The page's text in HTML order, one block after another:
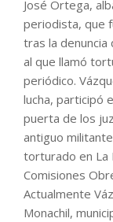
José Ortega,
periodista, que
tras la denuncia
al que llamó
periódico.
lucha, participó
puerta de los
antiguo
torturado en La
Comisiones
Actualmente
Monachil,